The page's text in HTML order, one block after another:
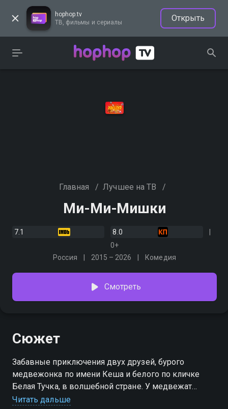
hophop.tv
ТВ, фильмы и сериалы
Открыть
Главная / Лучшее на ТВ /
Ми-Ми-Мишки
7.1
8.0
0+
Россия
2015 – 2026 Комедия
Смотреть
Сюжет
Забавные приключения двух друзей, бурого
медвежонка по имени Кеша и белого по кличке
Белая Тучка, в волшебной стране. У медвежат
разные характеры, но это не мешает им находить
Читать дальше